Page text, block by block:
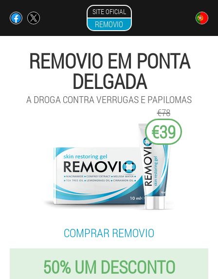
SITE OFICIAL
REMOVIO
REMOVIO EM PONTA
DELGADA
A DROGA CONTRA VERRUGAS E PAPILOMAS
€78
€39
COMPRAR REMOVIO
50% UM DESCONTO